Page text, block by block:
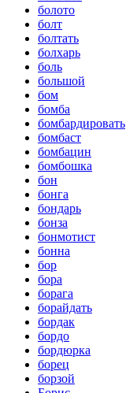
болото
болт
болтать
болхарь
боль
большой
бом
бомба
бомбардировать
бомбаст
бомбацин
бомбошка
бон
бонга
бондарь
бонза
бонмотист
бонна
бор
бора
борага
борайдать
бордак
бордо
бордюрка
борец
борзой